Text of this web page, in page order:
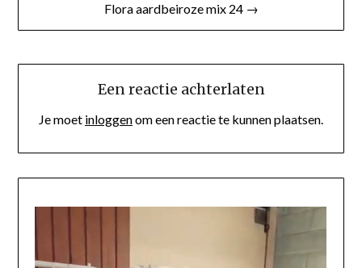
Flora aardbeiroze mix 24 →
Een reactie achterlaten
Je moet inloggenom een reactie te kunnen plaatsen.